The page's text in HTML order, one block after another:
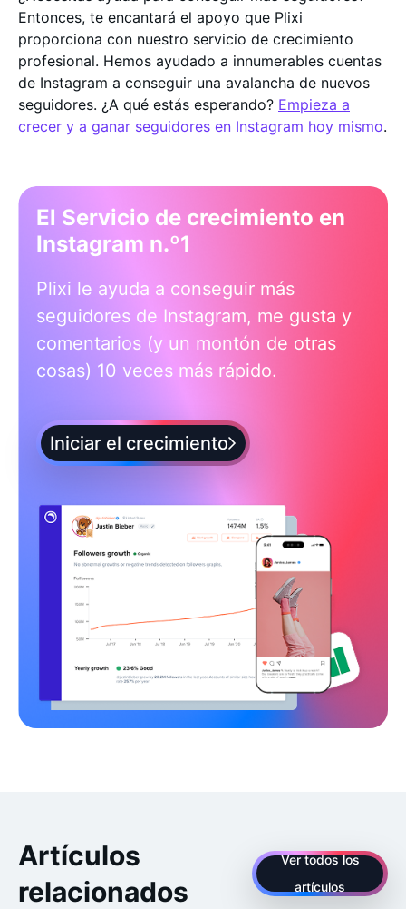
Entonces, te encantará el apoyo que Plixi
proporciona con nuestro servicio de crecimiento
profesional. Hemos ayudado a innumerables cuentas
de Instagram a conseguir una avalancha de nuevos
seguidores. ¿A qué estás esperando? Empieza a
crecer y a ganar seguidores en Instagram hoy mismo.
El Servicio de crecimiento en
Instagram n.º1
Plixi le ayuda a conseguir más
seguidores de Instagram, me gusta y
comentarios (y un montón de otras
cosas) 10 veces más rápido.
Iniciar el crecimiento
Artículos
relacionados
Ver todos los
artículos